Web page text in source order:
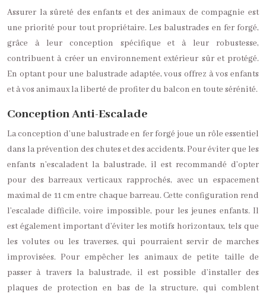
Assurer la sûreté des enfants et des animaux de compagnie est
une priorité pour tout propriétaire. Les balustrades en fer forgé,
grâce à leur conception spécifique et à leur robustesse,
contribuent à créer un environnement extérieur sûr et protégé.
En optant pour une balustrade adaptée, vous offrez à vos enfants
et à vos animaux la liberté de profiter du balcon en toute sérénité.
Conception Anti-Escalade
La conception d’une balustrade en fer forgé joue un rôle essentiel
dans la prévention des chutes et des accidents. Pour éviter que les
enfants n’escaladent la balustrade, il est recommandé d’opter
pour des barreaux verticaux rapprochés, avec un espacement
maximal de 11 cm entre chaque barreau. Cette configuration rend
l’escalade difficile, voire impossible, pour les jeunes enfants. Il
est également important d’éviter les motifs horizontaux, tels que
les volutes ou les traverses, qui pourraient servir de marches
improvisées. Pour empêcher les animaux de petite taille de
passer à travers la balustrade, il est possible d’installer des
plaques de protection en bas de la structure, qui comblent